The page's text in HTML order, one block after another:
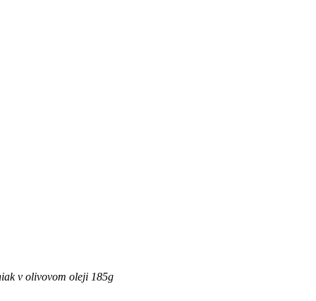
v olivovom oleji 185g